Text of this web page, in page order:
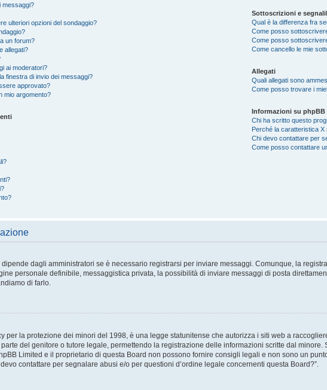
messaggi?
ulteriori opzioni del sondaggio?
un forum?
allegati?
ai moderatori?
finestra di invio dei messaggi?
approvato?
mio argomento?
Sottoscrizioni e
Qual è la differenza fra
Come posso
Come posso
Come cancello le mie
Allegati
Quali allegati sono
Come posso trovare i
Informazioni su phpBB
Chi ha scritto questo
Perché la caratteristica X
Chi devo contattare per
Come posso contattare
dagli amministratori se è necessario registrarsi per inviare messaggi. Comunque, la
personale definibile, messaggistica privata, la possibilità di inviare messaggi di posta
di farlo.
per la protezione dei minori del 1998, è una legge statunitense che autorizza i siti web a
del genitore o tutore legale, permettendo la registrazione delle informazioni scritte dal
Limited e il proprietario di questa Board non possono fornire consigli legali e non sono un
contattare per segnalare abusi e/o per questioni d’ordine legale concernenti questa Board?”.